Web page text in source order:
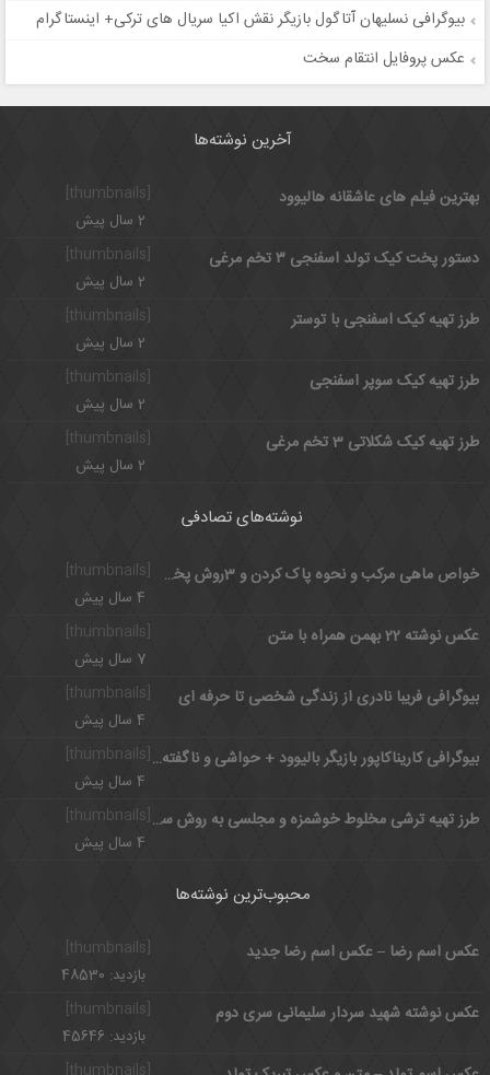
بیوگرافی نسلیهان آتاگول بازیگر نقش اکیا سریال های ترکی+ اینستاگرام
عکس پروفایل انتقام سخت
آخرین نوشته‌ها
بهترین فیلم های عاشقانه هالیوود
2 سال پیش
[thumbnails]
دستور پخت کیک تولد اسفنجی ۳ تخم مرغی
2 سال پیش
طرز تهیه کیک اسفنجی با توستر
2 سال پیش
[thumbnails]
طرز تهیه کیک سوپر اسفنجی
2 سال پیش
طرز تهیه کیک شکلاتی 3 تخم مرغی
2 سال پیش
نوشته‌های تصادفی
[thumbnails] خواص ماهی مرکب و نحوه پاک کردن و 3روش پخت ماهی مرکب
4 سال پیش
عکس نوشته 22 بهمن همراه با متن
7 سال پیش
[thumbnails]
بیوگرافی فریبا نادری از زندگی شخصی تا حرفه ای
4 سال پیش
بیوگرافی کاریناکاپور بازیگر بالیوود + حواشی و ناگفته های زندگی کاریناکاپور
4 سال پیش
طرز تهیه ترشی مخلوط خوشمزه و مجلسی به روش سنتی
4 سال پیش
محبوب‌ترین نوشته‌ها
عکس اسم رضا – عکس اسم رضا جدید
بازدید: 48530
[thumbnails]
عکس نوشته شهید سردار سلیمانی سری دوم
بازدید: 45646